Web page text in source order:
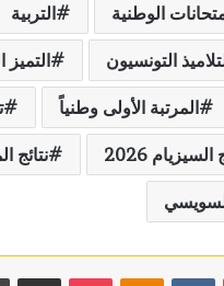
الوطنية التربية
التونسيون
المرتبة الأولى وطنياً
السيزيام 2026 نتائج
Odnoklassniki
بوكيت مشاركة